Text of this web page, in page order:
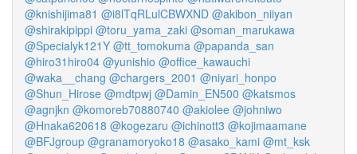
@knishijima81 @i8lTqRLulCBWXND @akibon_niiyan
@shirakipippi @toru_yama_zaki @soman_marukawa
@Specialyk121Y @tt_tomokuma @papanda_san
@hiro31hiro04 @yunishio @office_kawauchi
@waka__chang @chargers_2001 @niyari_honpo
@Shun_Hirose @mdtpwj @Damin_EN500 @katsmos
@agnjkn @komoreb70880740 @akiolee @johniwo
@Hnaka620618 @kogezaru @ichinott3 @kojimaamane
@BFJgroup @granamoryoko18 @asako_kami @mt_ksk